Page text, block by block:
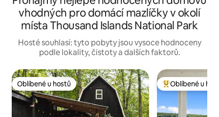
vhodných pro domácí mazlíčky v okolí
místa Thousand Islands National Park
Hosté souhlasí: tyto pobyty jsou vysoce hodnoceny
podle lokality, čistoty a dalších faktorů.
Oblíbené u hostů
Oblíbené u hostů Nejlepší v
Oblíbené u